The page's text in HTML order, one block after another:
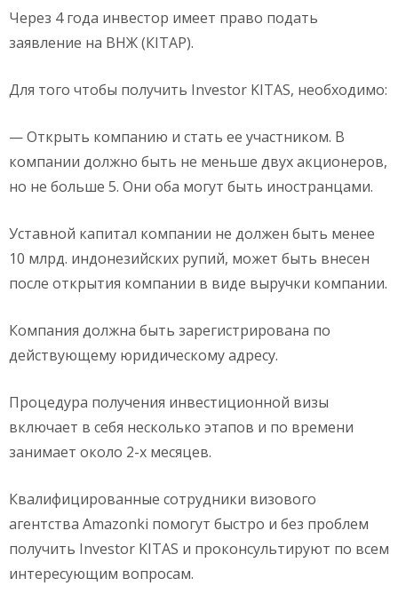
Через 4 года инвестор имеет право подать
заявление на ВНЖ (КIТАР).
Для того чтобы получить Investor KITAS, необходимо:
— Открыть компанию и стать ее участником. В
компании должно быть не меньше двух акционеров,
но не больше 5. Они оба могут быть иностранцами.
Уставной капитал компании не должен быть менее
10 млрд. индонезийских рупий, может быть внесен
после открытия компании в виде выручки компании.
Компания должна быть зарегистрирована по
действующему юридическому адресу.
Процедура получения инвестиционной визы
включает в себя несколько этапов и по времени
занимает около 2-х месяцев.
Квалифицированные сотрудники визового
агентства Amazonki помогут быстро и без проблем
получить Investor KITAS и проконсультируют по всем
интересующим вопросам.